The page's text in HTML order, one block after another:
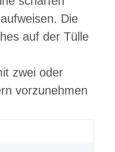
Die
auf der Tülle
zwei oder
vorzunehmen